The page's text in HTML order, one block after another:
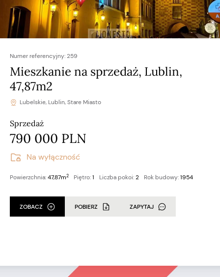
Na wyłączność
Numer referencyjny:259
Mieszkanie na sprzedaż, Lublin,
47,87m2
Lubelskie, Lublin, Stare Miasto
Sprzedaż
790 000 PLN
Powierzchnia:47,87m2 Piętro:1 Liczba pokoi:2 Rok budowy:1954
ZOBACZ POBIERZ ZAPYTAJ